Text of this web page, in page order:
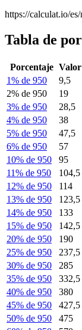
https://calculat.io/
Tabla de
Porcentaje Valor
1% de 950
9,5
2% de 950
19
3% de 950
28,5
4% de 950
38
5% de 950
47,5
6% de 950
57
10% de 950
95
11% de 950
104,5
12% de 950
114
13% de 950
123,5
14% de 950
133
15% de 950
142,5
20% de 950
190
25% de 950
237,5
30% de 950
285
35% de 950
332,5
40% de 950
380
45% de 950
427,5
50% de 950
475